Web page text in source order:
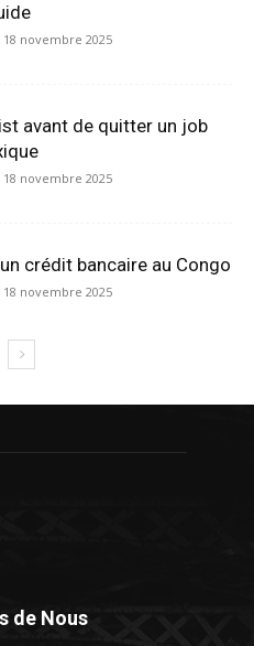
18 novembre 2025
avant de quitter un job
18 novembre 2025
crédit bancaire au Congo
18 novembre 2025
de Nous